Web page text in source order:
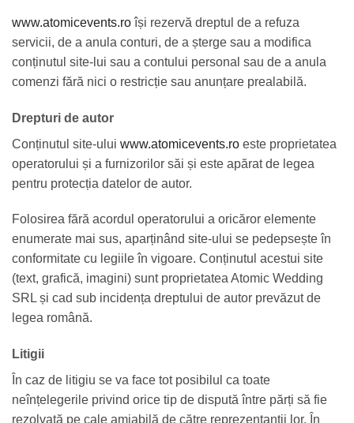
www.atomicevents.roîși rezervă dreptul de a refuza
servicii, de a anula conturi, de a șterge sau a modifica
conținutul site-lui sau a contului personal sau de a anula
comenzi fără nici o restricție sau anunțare prealabilă.
Drepturi de autor
Conținutul site-ului www.atomicevents.ro este proprietatea
operatorului și a furnizorilor săi și este apărat de legea
pentru protecția datelor de autor.
Folosirea fără acordul operatorului a oricăror elemente
enumerate mai sus, aparținând site-ului se pedepsește în
conformitate cu legiile în vigoare. Conținutul acestui site
(text, grafică, imagini) sunt proprietatea Atomic Wedding
SRL și cad sub incidența dreptului de autor prevăzut de
legea română.
Litigii
În caz de litigiu se va face tot posibilul ca toate
neînțelegerile privind orice tip de dispută între părți să fie
rezolvată pe cale amiabilă de către reprezentanții lor. În